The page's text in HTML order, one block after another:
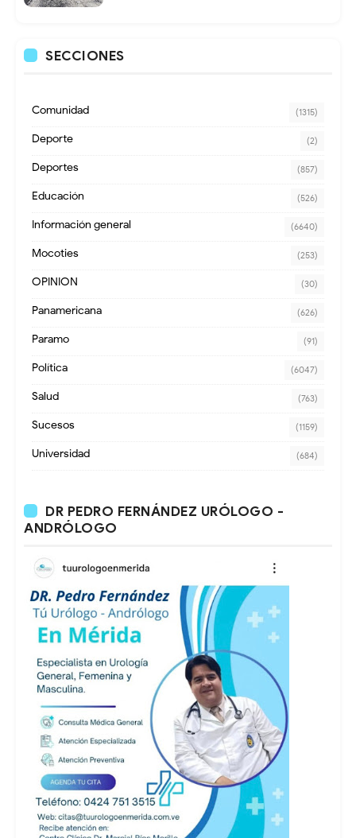
SECCIONES
Comunidad (1315)
Deporte (2)
Deportes (857)
Educación (526)
Información general (6640)
Mocoties (253)
OPINION (30)
Panamericana (626)
Paramo (91)
Política (6047)
Salud (763)
Sucesos (1159)
Universidad (684)
DR PEDRO FERNÁNDEZ URÓLOGO -
ANDRÓLOGO